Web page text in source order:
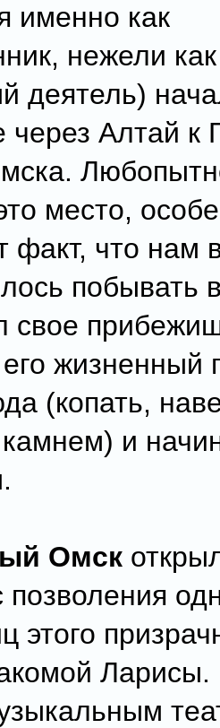
именно как
нежели
деятель)
через Алтай к
место,
факт, что нам
побывать
свое
жизненный
(копать,
и
Омск
позволения
этого
Ларисы.